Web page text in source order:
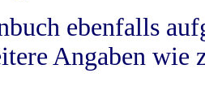
ebenfalls
Angaben wie